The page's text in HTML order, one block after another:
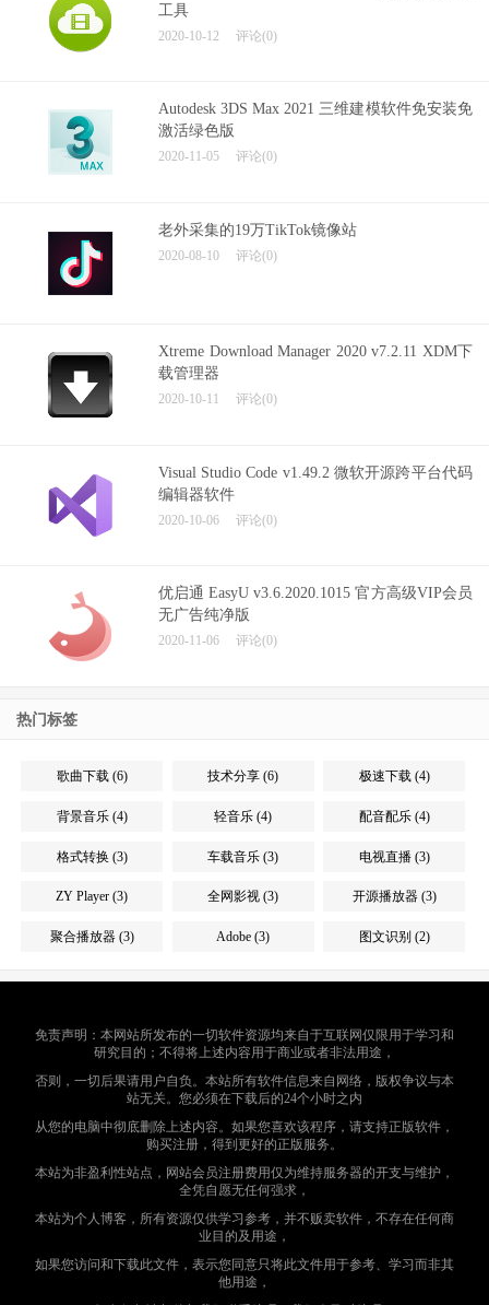
工具
2020-10-12 评论(0)
Autodesk 3DS Max 2021 三维建模软件免安装免
激活绿色版
2020-11-05 评论(0)
老外采集的19万TikTok镜像站
2020-08-10 评论(0)
Xtreme Download Manager 2020 v7.2.11 XDM下
载管理器
2020-10-11 评论(0)
Visual Studio Code v1.49.2 微软开源跨平台代码
编辑器软件
2020-10-06 评论(0)
优启通 EasyU v3.6.2020.1015 官方高级VIP会员
无广告纯净版
2020-11-06 评论(0)
热门标签
歌曲下载 (6) 技术分享 (6) 极速下载 (4)
背景音乐 (4) 轻音乐 (4) 配音配乐 (4)
格式转换 (3) 车载音乐 (3) 电视直播 (3)
ZY Player (3) 全网影视 (3) 开源播放器 (3)
聚合播放器 (3) Adobe (3) 图文识别 (2)
免责声明：本网站所发布的一切软件资源均来自于互联网仅限用于学习和
研究目的；不得将上述内容用于商业或者非法用途，
否则，一切后果请用户自负。本站所有软件信息来自网络，版权争议与本
站无关。您必须在下载后的24个小时之内
从您的电脑中彻底删除上述内容。如果您喜欢该程序，请支持正版软件，
购买注册，得到更好的正版服务。
本站为非盈利性站点，网站会员注册费用仅为维持服务器的开支与维护，
全凭自愿无任何强求，
本站为个人博客，所有资源仅供学习参考，并不贩卖软件，不存在任何商
业目的及用途，
如果您访问和下载此文件，表示您同意只将此文件用于参考、学习而非其
他用途，